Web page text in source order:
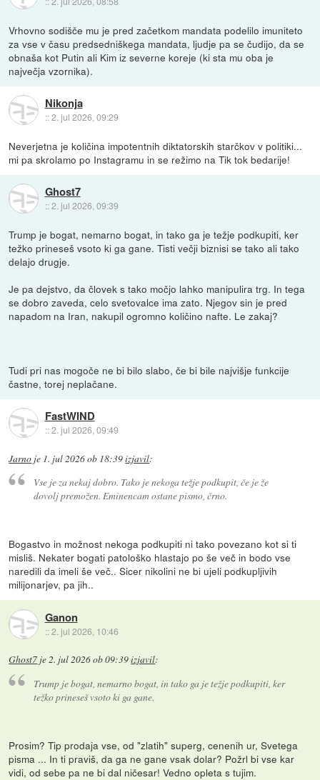
Vrhovno sodišče mu je pred začetkom mandata podelilo imuniteto
za vse v času predsedniškega mandata, ljudje pa se čudijo, da se
obnaša kot Putin ali Kim iz severne koreje (ki sta mu oba je
največja vzornika).
Nikonja
::2. jul 2026, 09:29
Neverjetna je količina impotentnih diktatorskih starčkov v politiki...
mi pa skrolamo po Instagramu in se režimo na Tik tok bedarije!
Ghost7
::2. jul 2026, 09:39
Trump je bogat, nemarno bogat, in tako ga je težje podkupiti, ker
težko prineseš vsoto ki ga gane. Tisti večji biznisi se tako ali tako
delajo drugje.
Je pa dejstvo, da človek s tako močjo lahko manipulira trg. In tega
se dobro zaveda, celo svetovalce ima zato. Njegov sin je pred
napadom na Iran, nakupil ogromno količino nafte. Le zakaj?
Tudi pri nas mogoče ne bi bilo slabo, če bi bile najvišje funkcije
častne, torej neplačane.
FastWIND
::2. jul 2026, 09:49
Jarno je 1. jul 2026 ob 18:39izjavil:
Vse je za nekaj dobro. Tako je nekoga težje podkupit, če je že
dovolj premožen. Eminencam ostane pismo, črno.
Bogastvo in možnost nekoga podkupiti ni tako povezano kot si ti
misliš. Nekater bogati patološko hlastajo po še več in bodo vse
naredili da imeli še več.. Sicer nikolini ne bi ujeli podkupljivih
milijonarjev, pa jih..
Ganon
::2. jul 2026, 10:46
Ghost7 je2. jul 2026 ob 09:39izjavil:
Trump je bogat, nemarno bogat, in tako ga je težje podkupiti, ker
težko prineseš vsoto ki ga gane.
Prosim? Tip prodaja vse, od "zlatih" superg, cenenih ur, Svetega
pisma ... In ti praviš, da ga ne gane vsak dolar? Požrl bi vse kar
vidi, od sebe pa ne bi dal ničesar! Vedno opleta s tujim.